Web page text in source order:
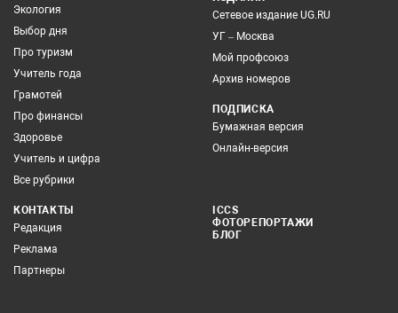
Экология
Выбор дня
Про туризм
Учитель года
Грамотей
Про финансы
Здоровье
Учитель и цифра
Все рубрики
Сетевое издание UG.RU
УГ – Москва
Мой профсоюз
Архив номеров
ПОДПИСКА
Бумажная версия
Онлайн-версия
КОНТАКТЫ
Редакция
Реклама
Партнеры
ICCS
ФОТОРЕПОРТАЖИ
БЛОГ